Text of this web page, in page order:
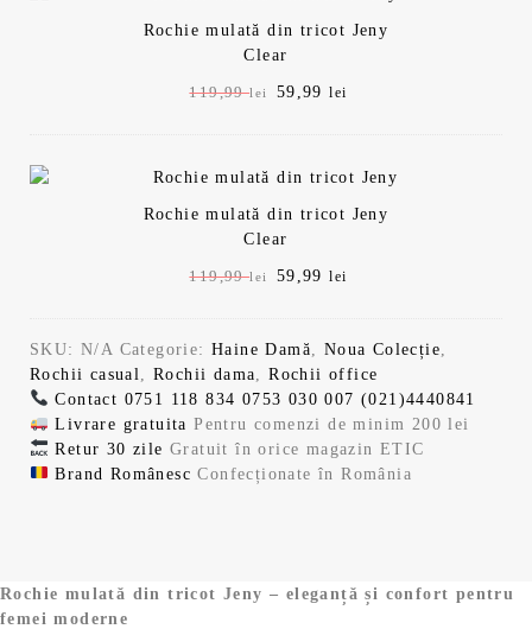
Rochie mulată din tricot Jeny
Clear
119,99lei
P
ț
l
i
n
i
a
l
f
1
59,99lei
l
t
e
e
9
Rochie mulată din tricot Jeny
Clear
119,99lei
P
ț
u
l
i
n
i
a
59,99lei
ț
u
l
c
u
r
s
SKU: N/A Categorie: Haine Damă, Noua Colecție,
Rochii casual,Rochii dama,Rochii office
Contact 0751 118 834 0753 030 007 (021)4440841
Livrare gratuitaPentru comenzi de minim 200 lei
Retur 30 zile Gratuit în orice magazin ETIC
Brand RomânescConfecționate în România
Rochie mulată din tricot Jeny – eleganță și confort pentru
femei moderne